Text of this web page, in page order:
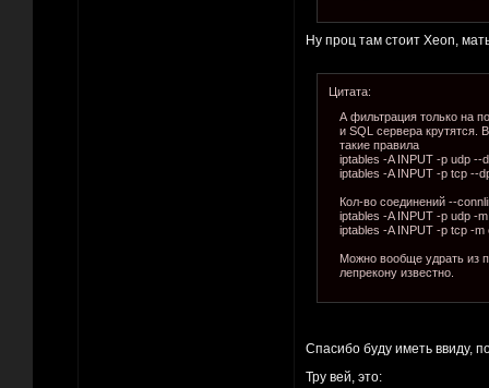
Ну проц там стоит Xeon,
Цитата:
А фильтрация только на
и SQL сервера крутятся.
такие правила
iptables -A INPUT -p udp --
iptables -A INPUT -p tcp --
Кол-во соединений --
iptables -A INPUT -p udp -
iptables -A INPUT -p tcp -
Можно вообще удрать из
лепрекону известно.
Спасибо буду иметь ввиду,
Тру вей, это: